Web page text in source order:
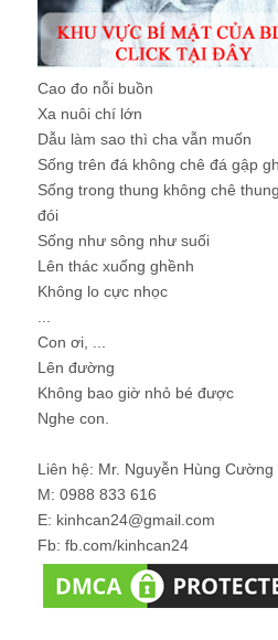
Cao đo nỗi buồn
Xa nuôi chí lớn
Dẫu làm sao thì cha vẫn muốn
Sống trên đá không chê đá gập
Sống trong thung không chê
đói
Sống như sông như suối
Lên thác xuống ghềnh
Không lo cực nhọc
Con ơi, ...
Lên đường
Không bao giờ nhỏ bé được
Nghe con.
Liên hệ: Mr. Nguyễn Hùng Cường
M: 0988 833 616
E: kinhcan24@gmail.com
Fb: fb.com/kinhcan24